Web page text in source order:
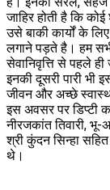
जाहिर होती है कि
उसे बाकी कार्यों के
लगाने पड़ते है। हम
सेवानिवृत्ति से पहले
इनकी दूसरी पारी भी
जीवन और अच्छे
इस अवसर पर डिप्टी
नीरजकांत तिवारी,
श्री कुंदन सिन्हा
थे।